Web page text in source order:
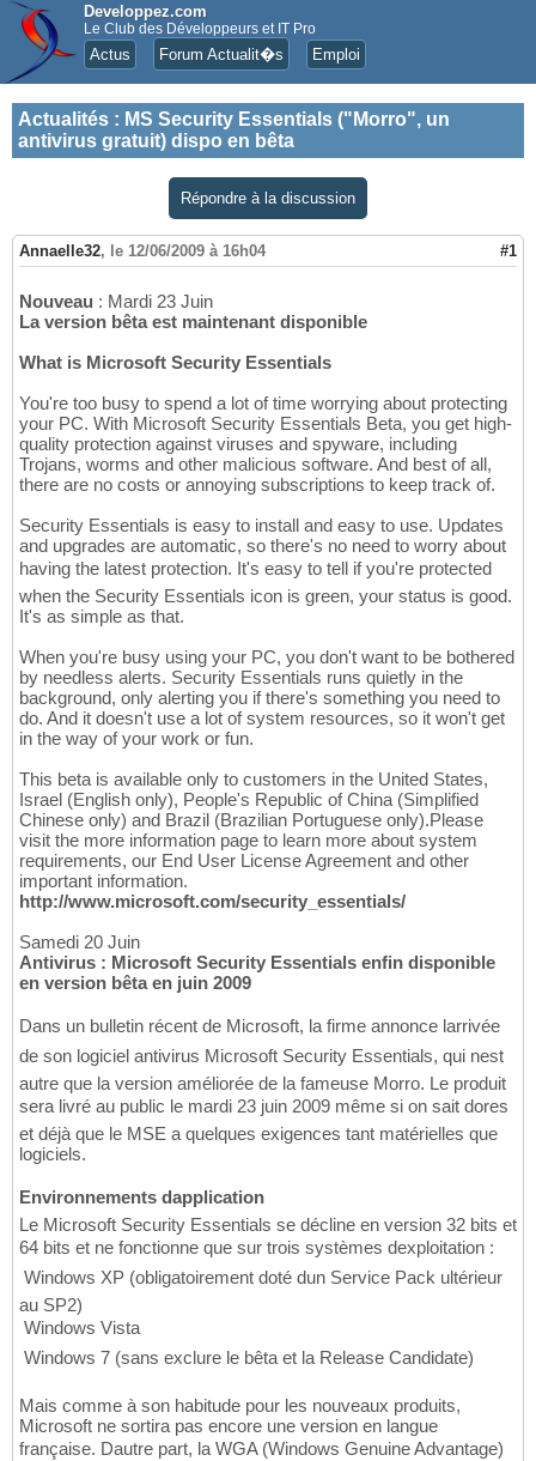
Developpez.com
Le Club des Développeurs et IT Pro
Actus Forum Actualit�s Emploi
Actualités : MS Security Essentials ("Morro", un
antivirus gratuit) dispo en bêta
Répondre à la discussion
Annaelle32, le 12/06/2009 à 16h04 #1
Nouveau : Mardi 23 Juin
La version bêta est maintenant disponible
What is Microsoft Security Essentials
You're too busy to spend a lot of time worrying about protecting
your PC. With Microsoft Security Essentials Beta, you get high-
quality protection against viruses and spyware, including
Trojans, worms and other malicious software. And best of all,
there are no costs or annoying subscriptions to keep track of.
Security Essentials is easy to install and easy to use. Updates
and upgrades are automatic, so there's no need to worry about
having the latest protection. It's easy to tell if you're protected 
when the Security Essentials icon is green, your status is good.
It's as simple as that.
When you're busy using your PC, you don't want to be bothered
by needless alerts. Security Essentials runs quietly in the
background, only alerting you if there's something you need to
do. And it doesn't use a lot of system resources, so it won't get
in the way of your work or fun.
This beta is available only to customers in the United States,
Israel (English only), People's Republic of China (Simplified
Chinese only) and Brazil (Brazilian Portuguese only).Please
visit the more information page to learn more about system
requirements, our End User License Agreement and other
important information.
http://www.microsoft.com/security_essentials/
Samedi 20 Juin
Antivirus : Microsoft Security Essentials enfin disponible
en version bêta en juin 2009
Dans un bulletin récent de Microsoft, la firme annonce larrivée
de son logiciel antivirus Microsoft Security Essentials, qui nest
autre que la version améliorée de la fameuse Morro. Le produit
sera livré au public le mardi 23 juin 2009 même si on sait dores
et déjà que le MSE a quelques exigences tant matérielles que
logiciels.
Environnements dapplication
Le Microsoft Security Essentials se décline en version 32 bits et
64 bits et ne fonctionne que sur trois systèmes dexploitation :
 Windows XP (obligatoirement doté dun Service Pack ultérieur
au SP2)
 Windows Vista
 Windows 7 (sans exclure le bêta et la Release Candidate)
Mais comme à son habitude pour les nouveaux produits,
Microsoft ne sortira pas encore une version en langue
française. Dautre part, la WGA (Windows Genuine Advantage)